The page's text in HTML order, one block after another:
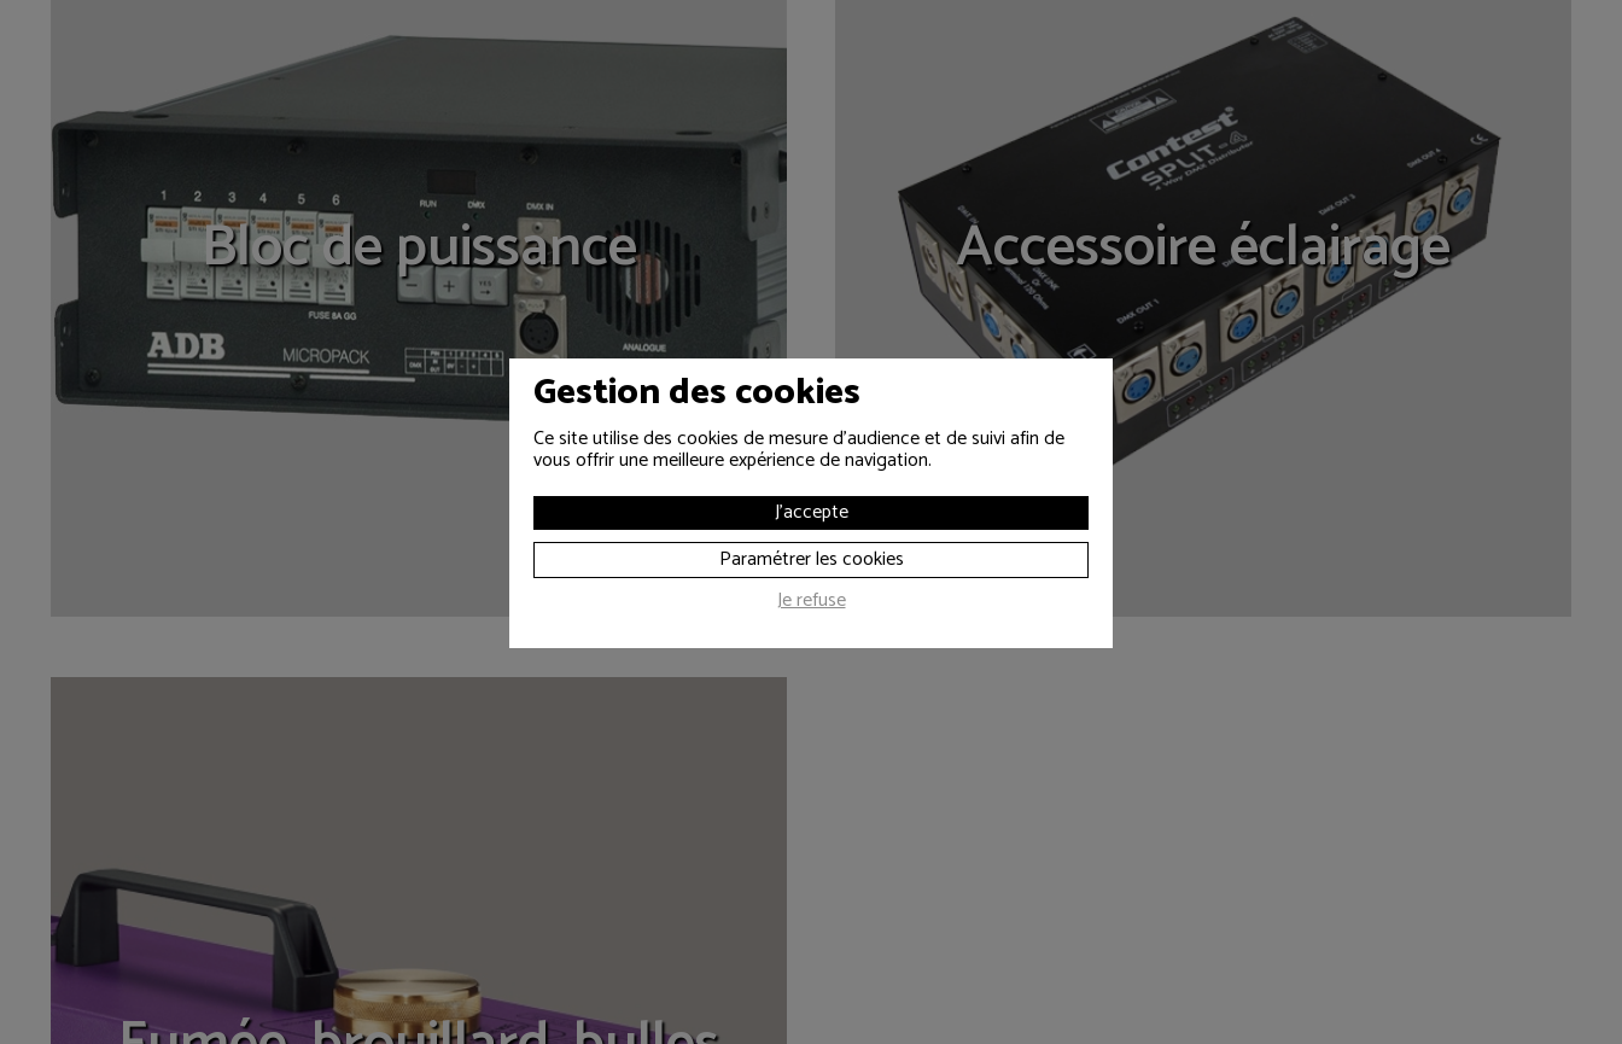
Bloc de puissance Accessoire éclairage
Gestion des cookies
Ce site utilise des cookies de mesure d'audience et de suivi afin de
vous offrir une meilleure expérience de navigation.
J'accepte
Paramétrer les cookies
Je refuse